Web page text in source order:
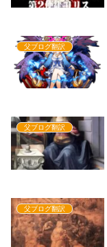
父ブログ翻訳
父ブログ翻訳
父ブログ翻訳